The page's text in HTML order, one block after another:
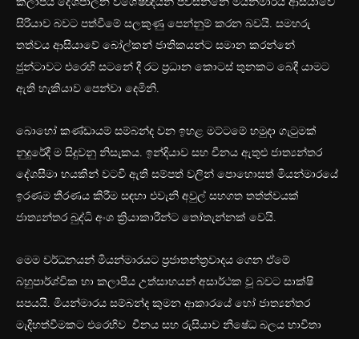
සිරියාව බවට පත්වීමේ සලකුණු පෙන්නුම් කරන බවයි. සමහරු
තත්වය ආසියාවේ බෝල්කන් ජාතිකයන්ට සමාන කරන්නේ
ජුන්ටාවට එරෙහි සටනේ දී රට ප්‍රධාන කොටස් තුනකට බෙදී යාමට
ඇති හැකියාව පෙන්වා දෙමිනි.
බොහෝ කණ්ඩායම් සම්බන්ද වන ඉහළ මට්ටමේ හමුදා ගැටුමක්
නුදුරේදී ම සිදුවනු නිසැකය. ඉන්දියාව සහ චීනය ඇතුළු ජාත්‍යන්තර
දේශසීමා හයකින් වටවී ඇති සම්පත් වලින් පොහොසත් මියන්මාරයේ
ඉරණම තීරණය කිරීම සඳහා එවැනි අවුල් සහගත තත්ත්වයක්
ජාත්‍යන්තර බුද්ධි අංශ ක්‍රියාකාරීන්ට තෝතැන්නක් වෙයි.
මෙම වර්ධනයන් මියන්මාරයට ප්‍රජාතන්ත්‍රවාදය ගෙන ඒමේ
බහුපාර්ශ්වික හා කලාපීය උත්සාහයන් අසාර්ථක වූ බවට සාක්ෂි
සපයයි. මියන්මාරය සම්බන්ද කුමන ආකාරයේ හෝ ජාත්‍යන්තර
මැදිහත්වීමකට එරෙහිව චීනය සහ රුසියාව නිෂේධ බලය භාවිතා